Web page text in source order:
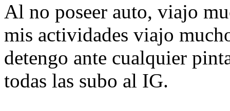
Al no poseer auto, viajo
mis actividades viajo
detengo ante cualquier
todas las subo al IG.